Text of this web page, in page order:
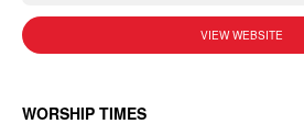
VIEW WEBSITE
WORSHIP TIMES